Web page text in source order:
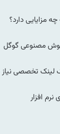
مصنوعی گوگل
تخصصی نیاز
افزار